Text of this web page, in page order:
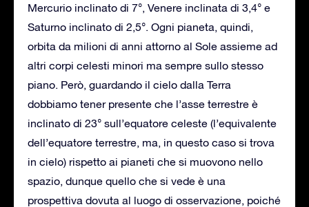
Mercurio inclinato di 7°, Venere inclinata di 3,4° e
Saturno inclinato di 2,5°. Ogni pianeta, quindi,
orbita da milioni di anni attorno al Sole assieme ad
altri corpi celesti minori ma sempre sullo stesso
piano. Però, guardando il cielo dalla Terra
dobbiamo tener presente che l’asse terrestre è
inclinato di 23° sull’equatore celeste (l’equivalente
dell’equatore terrestre, ma, in questo caso si trova
in cielo) rispetto ai pianeti che si muovono nello
spazio, dunque quello che si vede è una
prospettiva dovuta al luogo di osservazione, poiché